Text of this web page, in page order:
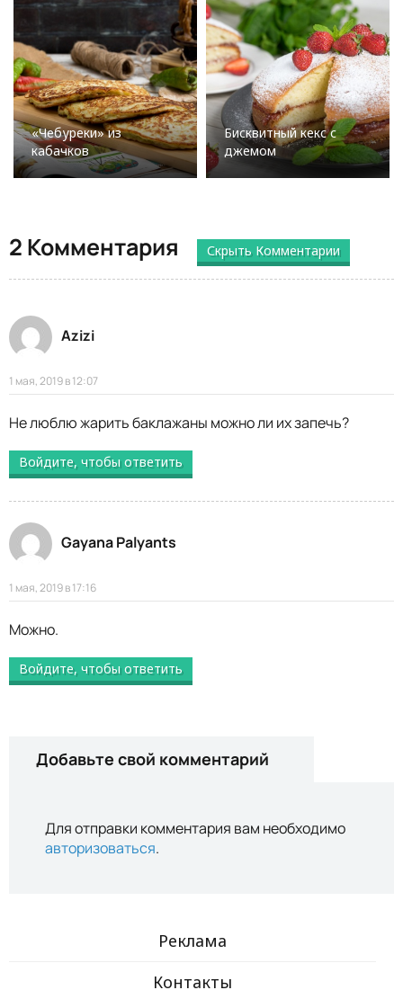
«Чебуреки» из
кабачков
Бисквитный кекс с
джемом
2 Комментария Скрыть Комментарии
Azizi
1 мая, 2019 в 12:07
Не люблю жарить баклажаны можно ли их запечь?
Войдите, чтобы ответить
Gayana Palyants
1 мая, 2019 в 17:16
Можно.
Войдите, чтобы ответить
Добавьте свой комментарий
Для отправки комментария вам необходимо
авторизоваться.
Реклама
Контакты